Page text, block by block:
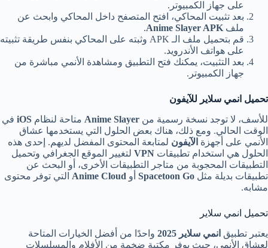
على جهاز الكمبيوتر.
بعد تثبيت المحاكي، افتح المتصفح داخل المحاكي وابحث عن
ملف Anime Slayer APK
.
قم بتحميل ملف الـ APK وثبته على المحاكي بنفس طريقة تثبيته
على هواتف الأندرويد.
بعد التثبيت، يمكنك فتح التطبيق ومشاهدة الأنمي مباشرة من
جهاز الكمبيوتر.
تحميل انمي سلاير للآيفون
للأسف، لا توجد نسخة رسمية من Anime Slayer متاحة لنظام iOS في
الوقت الحالي. ومع ذلك، هناك بعض الحلول التي يستخدمها عشاق
الأنمي على أجهزة الآيفون لمتابعة المحتوى المفضل لديهم. إحدى هذه
الحلول هي استخدام تطبيقات VPN لتغيير الموقع الجغرافي وتحميل
التطبيقات المحجوبة من متاجر التطبيقات الأخرى، أو البحث عن
تطبيقات بديلة مثل Spacetoon Go أو Anime Cloud التي توفر محتوى
مشابه.
تحميل انمي سلاير
يعتبر تطبيق انمي سلاير 2025
واحدًا من أفضل الخيارات المتاحة
لعشاق الأنمي، حيث يوفر مكتبة ضخمة من الأفلام والمسلسلات